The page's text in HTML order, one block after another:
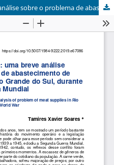
A guerra no prato: uma breve análise sobre o problema de abastecimento de carne verde no Rio Grande do Sul, durante a Segunda Guerra Mundial